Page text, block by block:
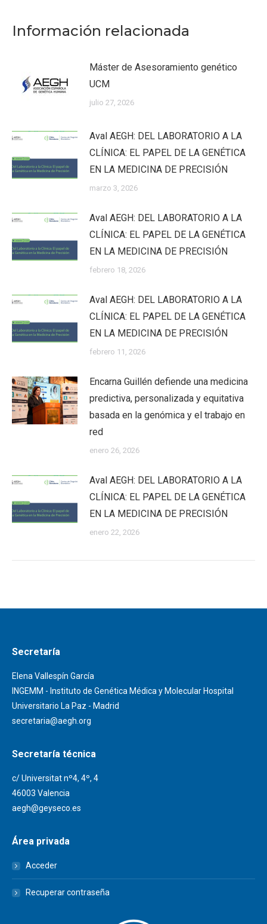
Información relacionada
Máster de Asesoramiento genético
UCM
julio 27, 2026
Aval AEGH: DEL LABORATORIO A LA
CLÍNICA: EL PAPEL DE LA GENÉTICA
EN LA MEDICINA DE PRECISIÓN
marzo 3, 2026
Aval AEGH: DEL LABORATORIO A LA
CLÍNICA: EL PAPEL DE LA GENÉTICA
EN LA MEDICINA DE PRECISIÓN
febrero 18, 2026
Aval AEGH: DEL LABORATORIO A LA
CLÍNICA: EL PAPEL DE LA GENÉTICA
EN LA MEDICINA DE PRECISIÓN
febrero 11, 2026
Encarna Guillén defiende una medicina
predictiva, personalizada y equitativa
basada en la genómica y el trabajo en
red
enero 26, 2026
Aval AEGH: DEL LABORATORIO A LA
CLÍNICA: EL PAPEL DE LA GENÉTICA
EN LA MEDICINA DE PRECISIÓN
enero 22, 2026
Secretaría
Elena Vallespín García
INGEMM - Instituto de Genética Médica y Molecular Hospital
Universitario La Paz - Madrid
secretaria@aegh.org
Secretaría técnica
c/ Universitat nº4, 4º, 4
46003 Valencia
aegh@geyseco.es
Área privada
Acceder
Recuperar contraseña